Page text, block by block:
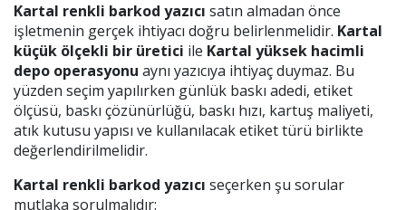
Kartal renkli barkod yazıcı satın almadan önce
işletmenin gerçek ihtiyacı doğru belirlenmelidir. Kartal
küçük ölçekli bir üretici ile Kartal yüksek hacimli
depo operasyonu aynı yazıcıya ihtiyaç duymaz. Bu
yüzden seçim yapılırken günlük baskı adedi, etiket
ölçüsü, baskı çözünürlüğü, baskı hızı, kartuş maliyeti,
atık kutusu yapısı ve kullanılacak etiket türü birlikte
değerlendirilmelidir.
Kartal renkli barkod yazıcı seçerken şu sorular
mutlaka sorulmalıdır: